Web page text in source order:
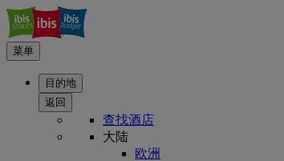
菜单
目的地
返回
查找酒店
大陆
欧洲